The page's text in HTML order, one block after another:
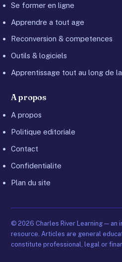
Se former en ligne
Apprendre a tout age
Reconversion & competences
Outils & logiciels
Apprentissage tout au long de
A propos
A propos
Politique editoriale
Contact
Confidentialite
Plan du site
© 2026 Charles River Learning — an
resource. Articles are general
constitute professional, legal or